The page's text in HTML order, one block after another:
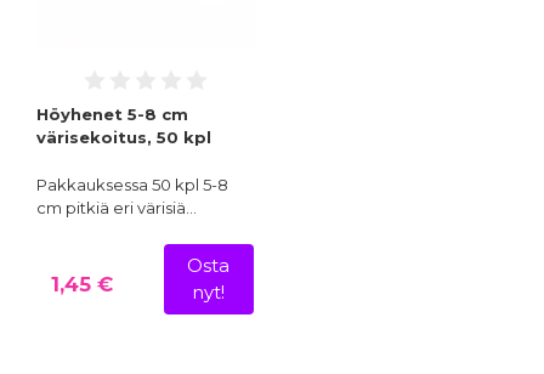
Höyhenet 5-8 cm
värisekoitus, 50 kpl
Pakkauksessa 50 kpl 5-8
cm pitkiä eri värisiä…
1,45 €
Osta
nyt!